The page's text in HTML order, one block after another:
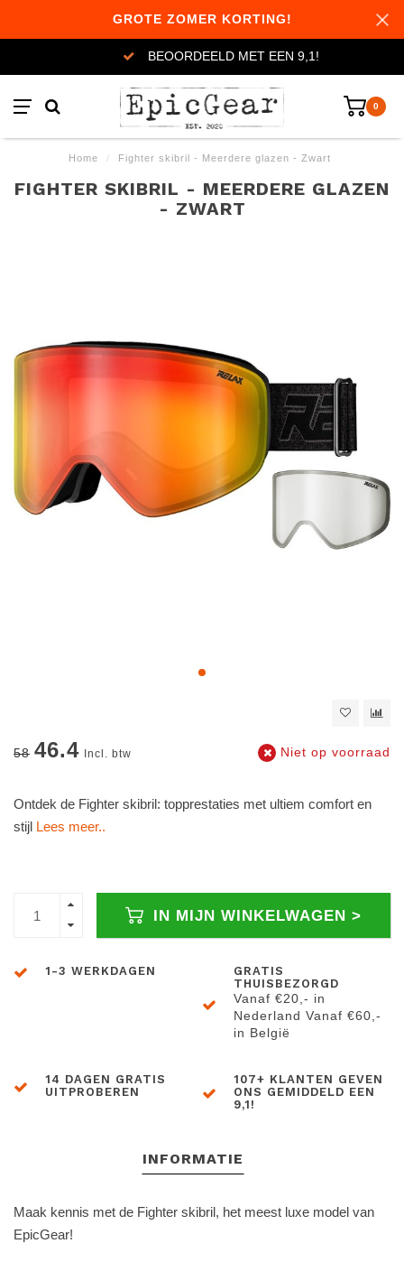
GROTE ZOMER KORTING!
BEOORDEELD MET EEN 9,1!
0
Home / Fighter skibril - Meerdere glazen - Zwart
FIGHTER SKIBRIL - MEERDERE GLAZEN
- ZWART
58 46.4 Incl. btw Niet op voorraad
Ontdek de Fighter skibril: topprestaties met ultiem comfort en
stijl Lees meer..
IN MIJN WINKELWAGEN >
1-3 WERKDAGEN
GRATIS
THUISBEZORGD
Vanaf €20,- in
Nederland Vanaf €60,-
in België
14 DAGEN GRATIS
UITPROBEREN
107+ KLANTEN GEVEN
ONS GEMIDDELD EEN
9,1!
INFORMATIE
Maak kennis met de Fighter skibril, het meest luxe model van
EpicGear!